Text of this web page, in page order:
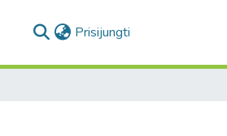
Prisijungti